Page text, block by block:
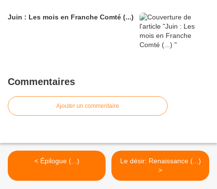
Juin : Les mois en Franche Comté (...)
Commentaires
Ajouter un commentaire
< Épilogue (...)
Le désir: Renaissance (...)
>